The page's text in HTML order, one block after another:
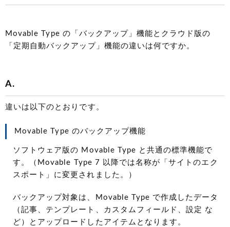
Movable Type の「バックアップ」機能とクラウド版の
「定期自動バックアップ」機能の違いは何ですか。
A.
違いは以下のとおりです。
Movable Type のバックアップ機能
ソフトウェア版の Movable Type と共通の標準機能で
す。（Movable Type 7 以降では名称が「サイトのエク
スポート」に変更されました。）
バックアップ対象は、Movable Type で作成したデータ
（記事、テンプレート、カスタムフィールド、設定 な
ど）とアップロードしたアイテムとなります。